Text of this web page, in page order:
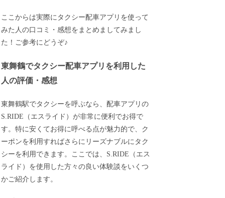
ここからは実際にタクシー配車アプリを使って
みた人の口コミ・感想をまとめましてみまし
た！ご参考にどうぞ♪
東舞鶴でタクシー配車アプリを利用した
人の評価・感想
東舞鶴駅でタクシーを呼ぶなら、配車アプリの
S.RIDE（エスライド）が非常に便利でお得で
す。特に安くてお得に呼べる点が魅力的で、ク
ーポンを利用すればさらにリーズナブルにタク
シーを利用できます。ここでは、S.RIDE（エス
ライド）を使用した方々の良い体験談をいくつ
かご紹介します。